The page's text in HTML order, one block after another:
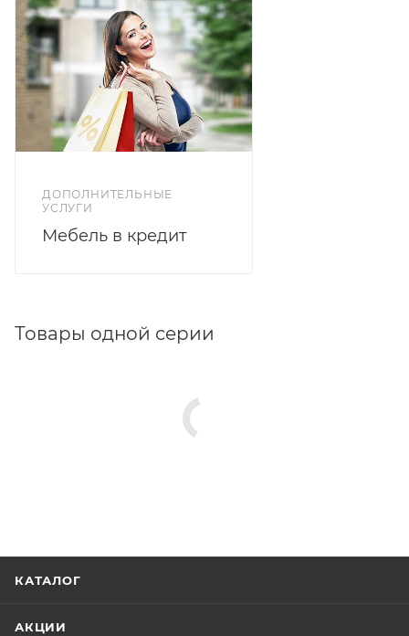
ДОПОЛНИТЕЛЬНЫЕ
УСЛУГИ
Мебель в кредит
Товары одной серии
КАТАЛОГ
АКЦИИ